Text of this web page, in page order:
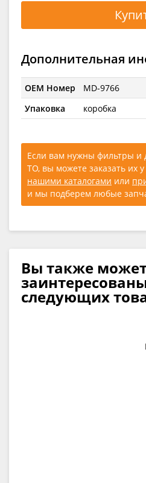
Дополнительная
OEM Номер
MD-9766
Упаковка
коробка
Если вам нужны фильтры и
ТО, вы можете заказать их
нашими каталогами или
и мы подберем любые
Вы также
следующих